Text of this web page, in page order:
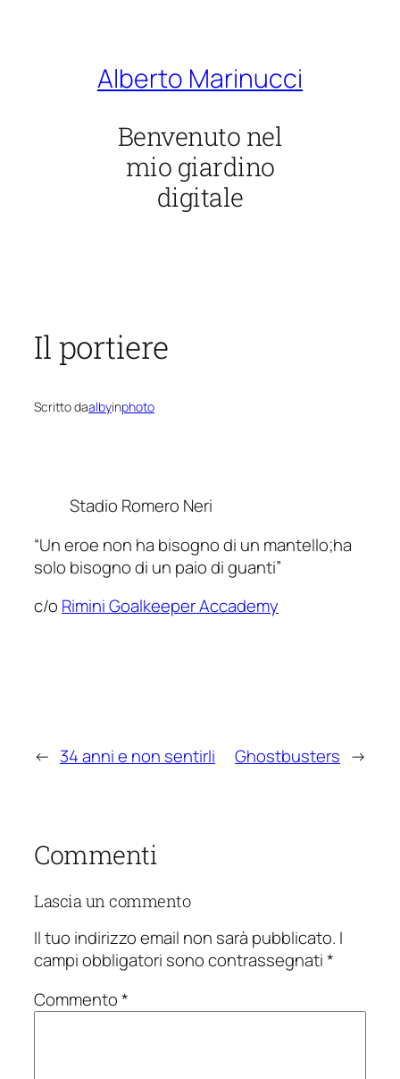
Alberto Marinucci
Benvenuto nel
mio giardino
digitale
Il portiere
Scritto daalbyinphoto
Stadio Romero Neri
“Un eroe non ha bisogno di un mantello;ha
solo bisogno di un paio di guanti”
c/o Rimini Goalkeeper Accademy
← 34 anni e non sentirli Ghostbusters →
Commenti
Lascia un commento
Il tuo indirizzo email non sarà pubblicato. I
campi obbligatori sono contrassegnati*
Commento*